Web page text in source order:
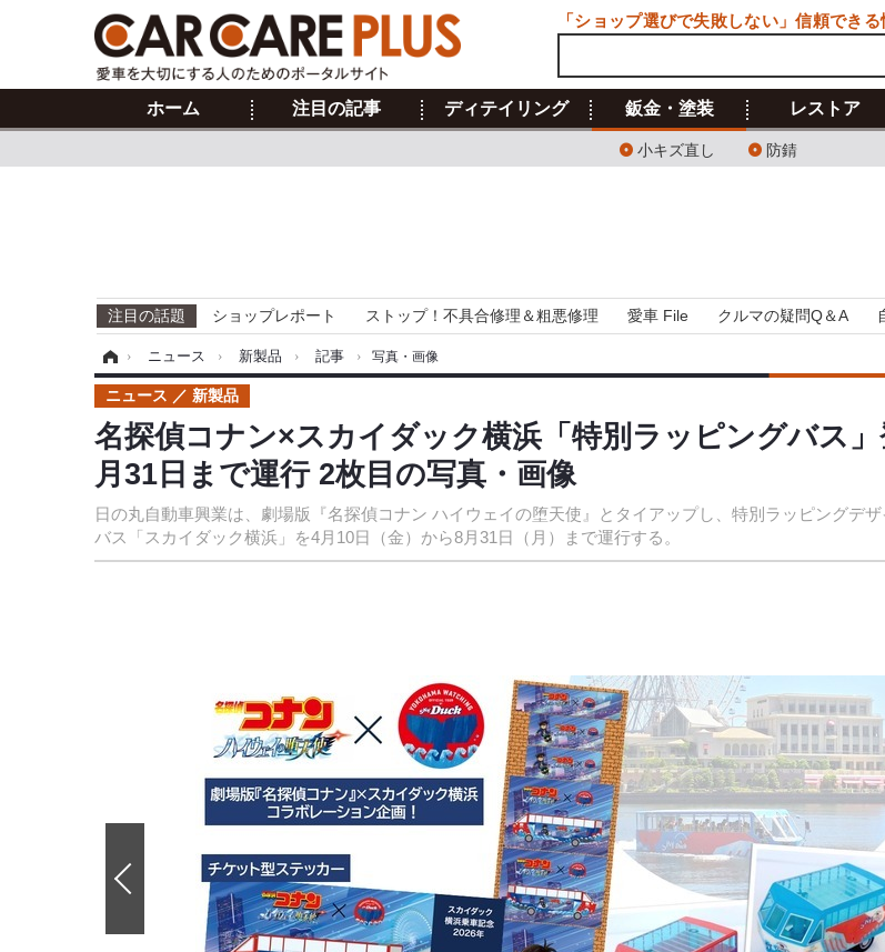
ホーム 注目の記事 ディテイリング 鈑金・塗装
小キズ直し 防錆
レストア
注目の話題 ショップレポート ストップ！不具合修理＆粗悪修理 愛車 File クルマの疑問Q＆A
› ニュース › 新製品 › 記事 › 写真・画像
名探偵コナン×スカイダック横浜「特別ラッピングバス
月31日まで運行 2枚目の写真・画像
日の丸自動車興業は、劇場版『名探偵コナン ハイウェイの堕天使』とタイアップし、特別ラッピングデ
バス「スカイダック横浜」を4月10日（金）から8月31日（月）まで運行する。
ニュース 新製品
「ショップ選びで失敗しない」信頼できる